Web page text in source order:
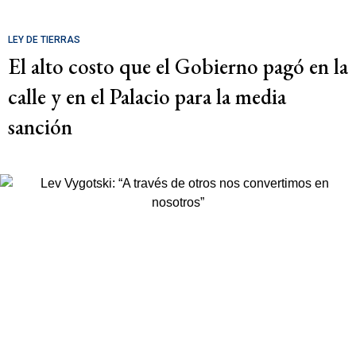
LEY DE TIERRAS
El alto costo que el Gobierno pagó en la
calle y en el Palacio para la media
sanción